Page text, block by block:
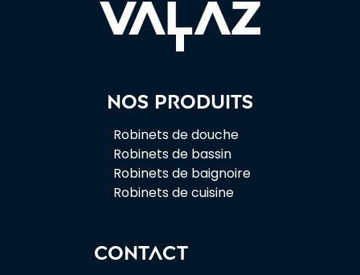
Nos produits
Robinets de douche
Robinets de bassin
Robinets de baignoire
Robinets de cuisine
CONTACT